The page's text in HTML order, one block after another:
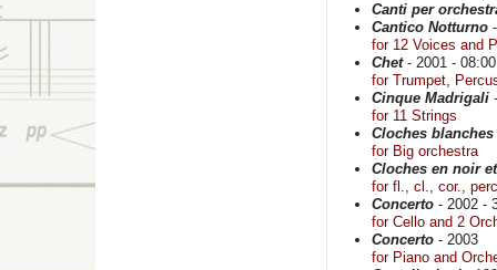
Canti per
Cantico Notturno
for 12 Voices and
Chet- 2001 - 08:00
for Trumpet,
Cinque Madrigali
for 11 Strings
Cloches
for Big orchestra
Cloches en noir
for fl., cl., cor.,
Concerto - 2002 -
for Cello and 2
Concerto - 2003
for Piano and